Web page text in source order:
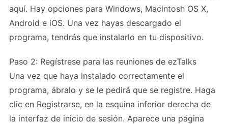
aquí. Hay opciones para Windows, Macintosh OS X,
Android e iOS. Una vez hayas descargado el
programa, tendrás que instalarlo en tu dispositivo.
Paso 2: Regístrese para las reuniones de ezTalks
Una vez que haya instalado correctamente el
programa, ábralo y se le pedirá que se registre. Haga
clic en Registrarse, en la esquina inferior derecha de
la interfaz de inicio de sesión. Aparece una página